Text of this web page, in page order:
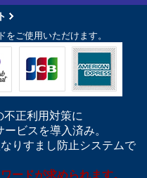
ご使用いただけます。
正利用対策に
ビスを導入済み。
りすまし防止システムで
ードが求められます。